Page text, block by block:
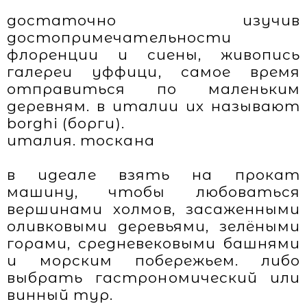
достаточно изучив
достопримечательности
флоренции и сиены, живопись
галереи уффици, самое время
отправиться по маленьким
деревням. в италии их называют
borghi (борги).
италия. тоскана
в идеале взять на прокат
машину, чтобы любоваться
вершинами холмов, засаженными
оливковыми деревьями, зелёными
горами, средневековыми башнями
и морским побережьем. либо
выбрать гастрономический или
винный тур.